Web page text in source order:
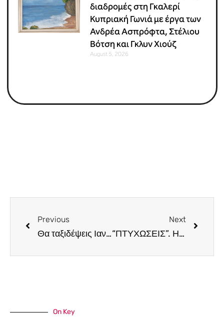
διαδρομές στη Γκαλερί
Κυπριακή Γωνιά με έργα των
Ανδρέα Ασπρόφτα, Στέλιου
Βότση και Γκλυν Χιούζ
August 5, 2026
Previous
Θα ταξιδέψεις Ιανουάριο στην Αθήνα; Το Μουσείο Αλέκος Φασιανός…
Next
“ΠΤΥΧΩΣΕΙΣ”. Η επερχόμενη ατομική έκθεση της Αντρεάνας Καμπανέλλα στην γκαλερί ΓΚΑΡΑΖ
On Key